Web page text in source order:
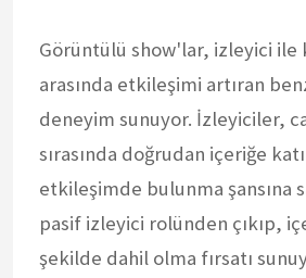
Görüntülü show'lar, izleyici ile
arasında etkileşimi artıran
deneyim sunuyor. İzleyiciler,
sırasında doğrudan içeriğe
etkileşimde bulunma şansına
pasif izleyici rolünden çıkıp,
şekilde dahil olma fırsatı